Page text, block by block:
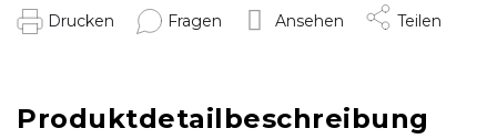
Drucken Fragen Ansehen Teilen
Produktdetailbeschreibung